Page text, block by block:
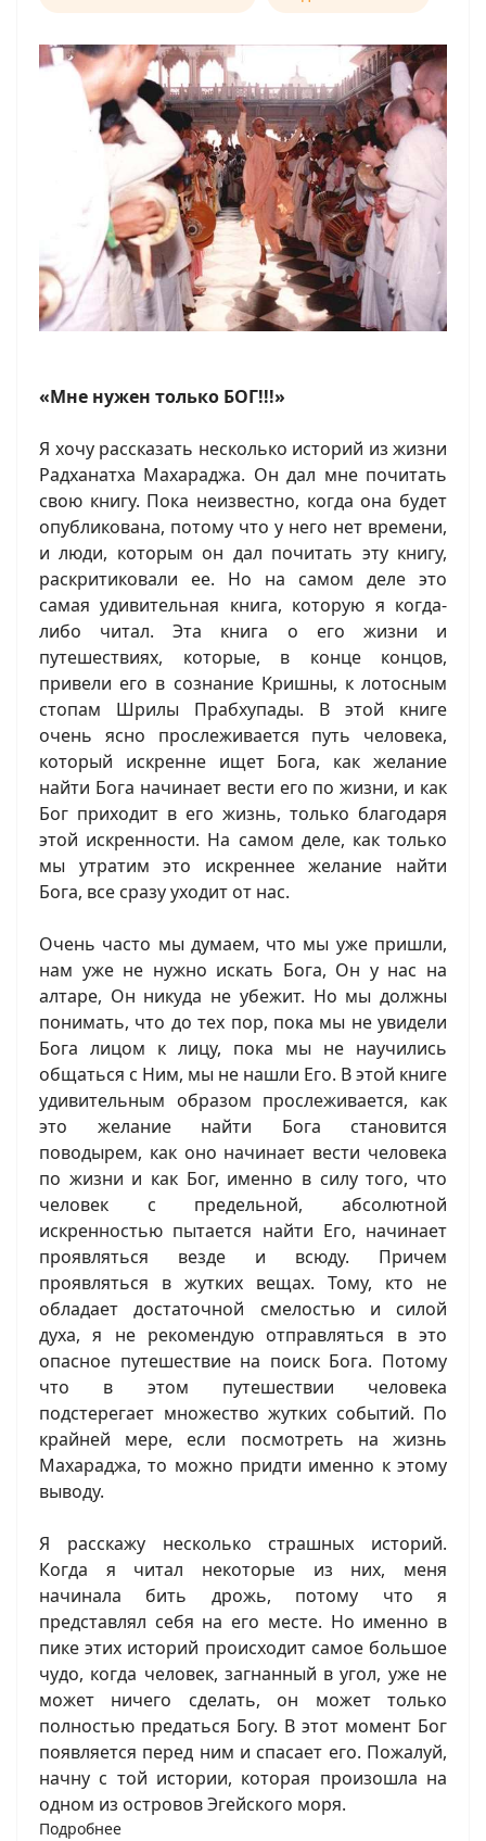
«Мне нужен только БОГ!!!»
Я хочу рассказать несколько историй из жизни
Радханатха Махараджа. Он дал мне почитать
свою книгу. Пока неизвестно, когда она будет
опубликована, потому что у него нет времени,
и люди, которым он дал почитать эту книгу,
раскритиковали ее. Но на самом деле это
самая удивительная книга, которую я когда-
либо читал. Эта книга о его жизни и
путешествиях, которые, в конце концов,
привели его в сознание Кришны, к лотосным
стопам Шрилы Прабхупады. В этой книге
очень ясно прослеживается путь человека,
который искренне ищет Бога, как желание
найти Бога начинает вести его по жизни, и как
Бог приходит в его жизнь, только благодаря
этой искренности. На самом деле, как только
мы утратим это искреннее желание найти
Бога, все сразу уходит от нас.
Очень часто мы думаем, что мы уже пришли,
нам уже не нужно искать Бога, Он у нас на
алтаре, Он никуда не убежит. Но мы должны
понимать, что до тех пор, пока мы не увидели
Бога лицом к лицу, пока мы не научились
общаться с Ним, мы не нашли Его. В этой книге
удивительным образом прослеживается, как
это желание найти Бога становится
поводырем, как оно начинает вести человека
по жизни и как Бог, именно в силу того, что
человек с предельной, абсолютной
искренностью пытается найти Его, начинает
проявляться везде и всюду. Причем
проявляться в жутких вещах. Тому, кто не
обладает достаточной смелостью и силой
духа, я не рекомендую отправляться в это
опасное путешествие на поиск Бога. Потому
что в этом путешествии человека
подстерегает множество жутких событий. По
крайней мере, если посмотреть на жизнь
Махараджа, то можно придти именно к этому
выводу.
Я расскажу несколько страшных историй.
Когда я читал некоторые из них, меня
начинала бить дрожь, потому что я
представлял себя на его месте. Но именно в
пике этих историй происходит самое большое
чудо, когда человек, загнанный в угол, уже не
может ничего сделать, он может только
полностью предаться Богу. В этот момент Бог
появляется перед ним и спасает его. Пожалуй,
начну с той истории, которая произошла на
одном из островов Эгейского моря.
Подробнее